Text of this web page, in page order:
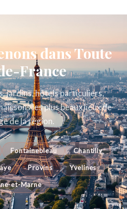
dans Toute
France
jardins, hôtels particuliers,
les plus beaux lieux de
de la région.
Fontainebleau Chantilly
Provins Yvelines
et-Marne